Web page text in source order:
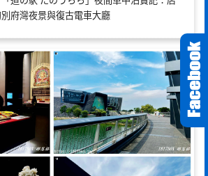
府灣夜景與復古電車大廳